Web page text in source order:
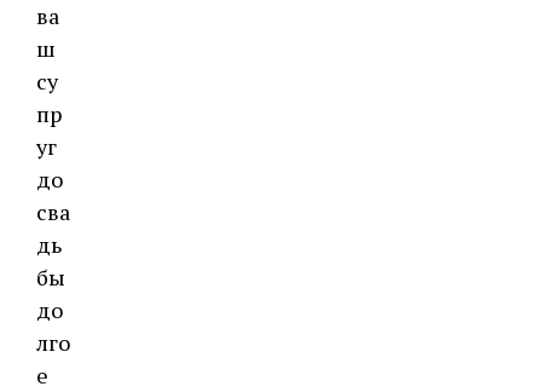
ва
ш
су
пр
уг
до
сва
дь
бы
до
лго
е